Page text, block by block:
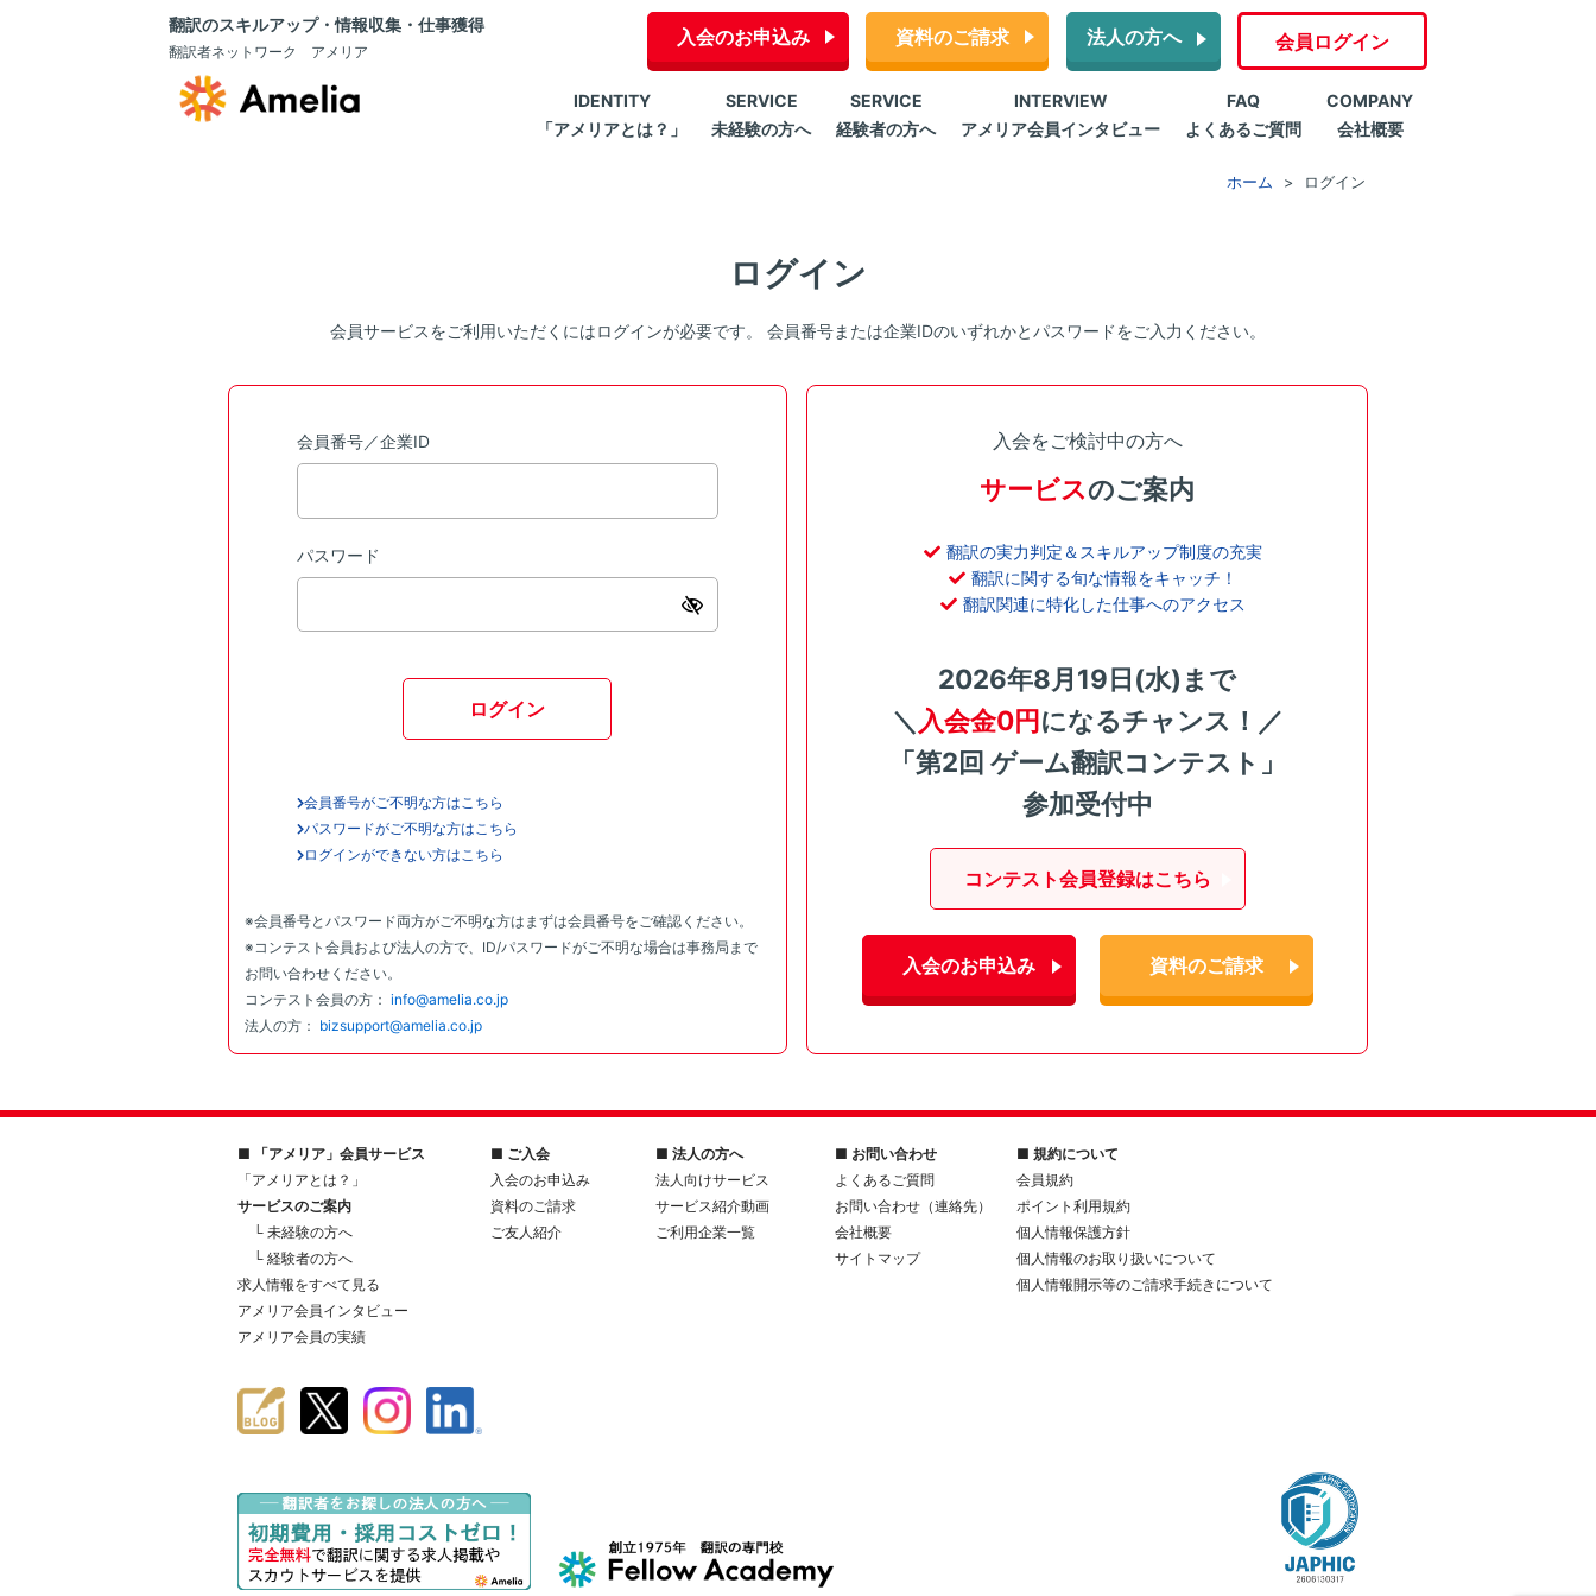
翻訳のスキルアップ・情報収集・仕事獲得
翻訳者ネットワーク アメリア
入会のお申込み 資料のご請求 法人の方へ 会員ログイン
IDENTITY
「アメリアとは？」
SERVICE
未経験の方へ
SERVICE
経験者の方へ
INTERVIEW
アメリア会員インタビュー
FAQ
よくあるご質問
COMPANY
会社概要
ホーム ログイン
ログイン
会員サービスをご利用いただくにはログインが必要です。 会員番号または企業IDのいずれかとパスワードをご入力ください。
会員番号／企業ID
パスワード
ログイン
会員番号がご不明な方はこちら
パスワードがご不明な方はこちら
ログインができない方はこちら
※会員番号とパスワード両方がご不明な方はまずは会員番号をご確認ください。
※コンテスト会員および法人の方で、ID/パスワードがご不明な場合は事務局まで
お問い合わせください。
コンテスト会員の方： info@amelia.co.jp
法人の方： bizsupport@amelia.co.jp
入会をご検討中の方へ
サービスのご案内
翻訳の実力判定＆スキルアップ制度の充実
翻訳に関する旬な情報をキャッチ！
翻訳関連に特化した仕事へのアクセス
2026年8月19日(水)まで
＼ 入会金0円になるチャンス！／
「第2回 ゲーム翻訳コンテスト」
参加受付中
コンテスト会員登録はこちら
入会のお申込み 資料のご請求
■ 「アメリア」会員サービス
「アメリアとは？」
サービスのご案内
└ 未経験の方へ
└ 経験者の方へ
求人情報をすべて見る
アメリア会員インタビュー
アメリア会員の実績
■ ご入会
入会のお申込み
資料のご請求
ご友人紹介
■ 法人の方へ
法人向けサービス
サービス紹介動画
ご利用企業一覧
■ お問い合わせ
よくあるご質問
お問い合わせ（連絡先）
会社概要
サイトマップ
■ 規約について
会員規約
ポイント利用規約
個人情報保護方針
個人情報のお取り扱いについて
個人情報開示等のご請求手続きについて